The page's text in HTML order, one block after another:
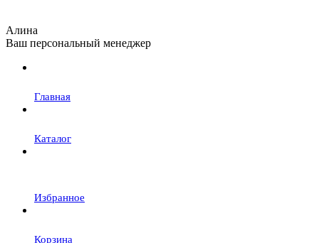
Алина
Ваш персональный менеджер
Главная
Каталог
Избранное
Корзина